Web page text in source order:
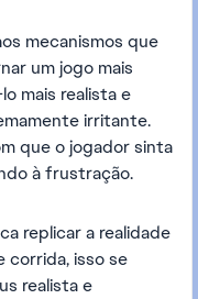
mecanismos que
um jogo mais
mais realista e
irritante.
que o jogador sinta
à frustração.
replicar a realidade
corrida, isso se
realista e